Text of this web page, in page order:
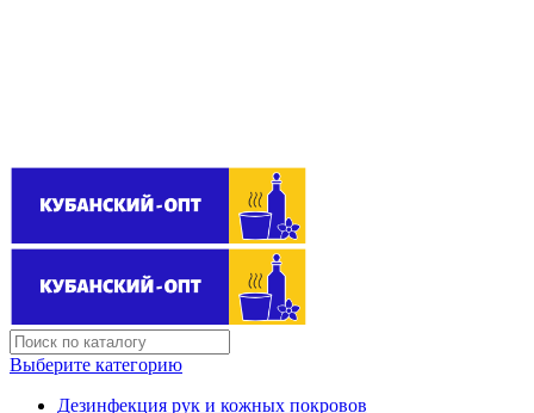
Выберите категорию
Дезинфекция рук и кожных покровов